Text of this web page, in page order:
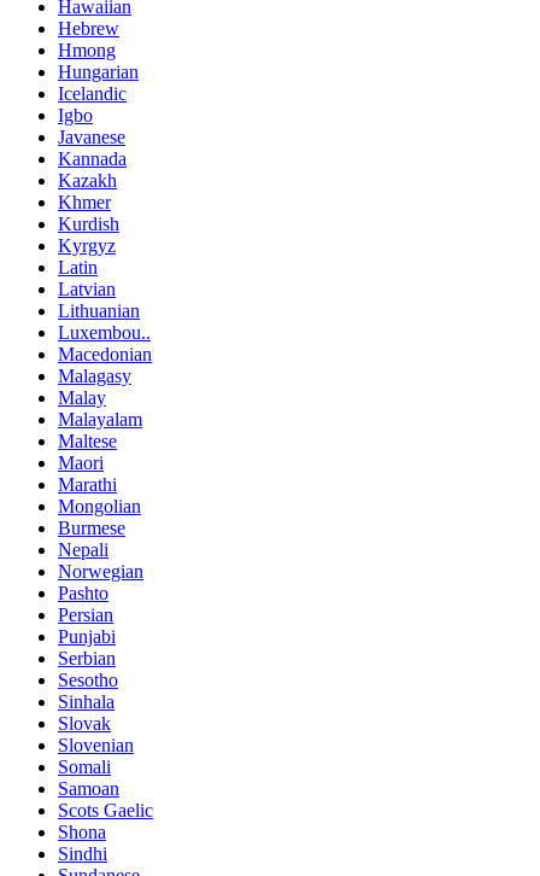
Hawaiian
Hebrew
Hmong
Hungarian
Icelandic
Igbo
Javanese
Kannada
Kazakh
Khmer
Kurdish
Kyrgyz
Latin
Latvian
Lithuanian
Luxembou..
Macedonian
Malagasy
Malay
Malayalam
Maltese
Maori
Marathi
Mongolian
Burmese
Nepali
Norwegian
Pashto
Persian
Punjabi
Serbian
Sesotho
Sinhala
Slovak
Slovenian
Somali
Samoan
Scots Gaelic
Shona
Sindhi